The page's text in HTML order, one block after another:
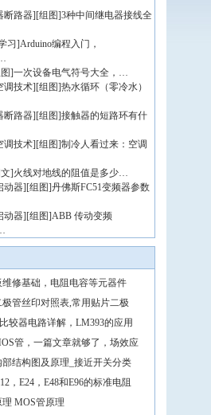
断路器][组图]3种中间继电器接线全
习 ]Arduino编程入门，
]一次设备电气符号大全，…
调技术][组图]热水循环（零冷水）
断路器][组图]接触器的短路环有什
调技术][组图]制冷人看过来：空调
]火线对地线的阻值是多少…
动器][组图]丹佛斯FC51变频器参数
动器][组图]ABB 传动变频
修基础，电阻电容等元器件
极管丝印对照表,常用贴片二极
较器电路详解，LM393的应用
管，一篇文章就够了，场效应
结构图及原理_接近开关分类
，E24，E48和E96的标准电阻
MOS管原理